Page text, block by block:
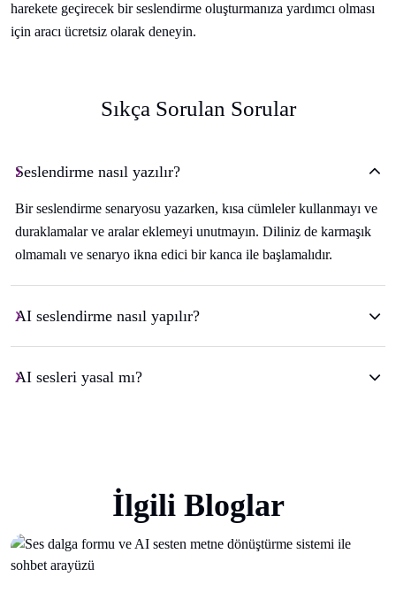
harekete geçirecek bir seslendirme oluşturmanıza yardımcı olması
için aracı ücretsiz olarak deneyin.
Sıkça Sorulan Sorular
Seslendirme nasıl yazılır?
Bir seslendirme senaryosu yazarken, kısa cümleler kullanmayı ve
duraklamalar ve aralar eklemeyi unutmayın. Diliniz de karmaşık
olmamalı ve senaryo ikna edici bir kanca ile başlamalıdır.
AI seslendirme nasıl yapılır?
AI sesleri yasal mı?
İlgili Bloglar